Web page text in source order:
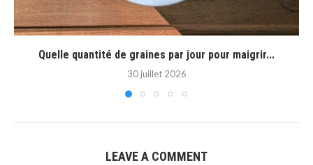
Quelle quantité de graines par jour pour maigrir...
30 juillet 2026
LEAVE A COMMENT